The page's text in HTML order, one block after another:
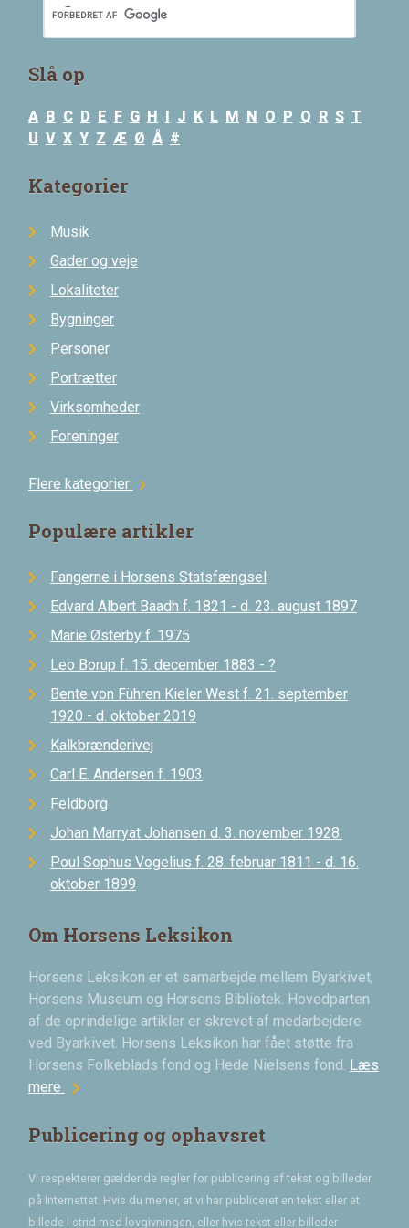
Slå op
A B C D E F G H I J K L M N O P Q R S T
U V X Y Z Æ Ø Å #
Kategorier
Musik
Gader og veje
Lokaliteter
Bygninger
Personer
Portrætter
Virksomheder
Foreninger
Flere kategorier chevron_right
Populære artikler
Fangerne i Horsens Statsfængsel
Edvard Albert Baadh f. 1821 - d. 23. august 1897
Marie Østerby f. 1975
Leo Borup f. 15. december 1883 - ?
Bente von Führen Kieler West f. 21. september
1920 - d. oktober 2019
Kalkbrænderivej
Carl E. Andersen f. 1903
Feldborg
Johan Marryat Johansen d. 3. november 1928.
Poul Sophus Vogelius f. 28. februar 1811 - d. 16.
oktober 1899
Om Horsens Leksikon
Horsens Leksikon er et samarbejde mellem Byarkivet,
Horsens Museum og Horsens Bibliotek. Hovedparten
af de oprindelige artikler er skrevet af medarbejdere
ved Byarkivet. Horsens Leksikon har fået støtte fra
Horsens Folkeblads fond og Hede Nielsens fond. Læs
mere chevron_right
Publicering og ophavsret
Vi respekterer gældende regler for publicering af tekst og billeder
på Internettet. Hvis du mener, at vi har publiceret en tekst eller et
billede i strid med lovgivningen, eller hvis tekst eller billeder